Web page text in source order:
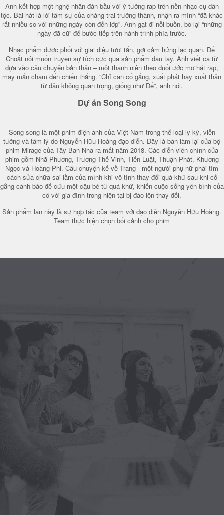
Anh kết hợp một nghệ nhân đàn bầu với ý tưởng rap trên nền nhạc cụ dân
tộc. Bài hát là lời tâm sự của chàng trai trưởng thành, nhận ra mình “đã khác
rất nhiều so với những ngày còn đến lớp”. Anh gạt đi nỗi buồn, bỏ lại “những
ngày đã cũ” để bước tiếp trên hành trình phía trước.
Nhạc phẩm được phối với giai điệu tươi tắn, gợi cảm hứng lạc quan. Dế
Choắt nói muốn truyền sự tích cực qua sản phẩm đầu tay. Anh viết ca từ
dựa vào câu chuyện bản thân – một thanh niên theo đuổi ước mơ hát rap,
may mắn chạm đến chiến thắng. “Chỉ cần cố gắng, xuất phát hay xuất thân
từ đâu không quan trọng, giống như Dế”, anh nói.
Dự án Song Song
Song song là một phim điện ảnh của Việt Nam trong thể loại ly kỳ, viễn
tưởng và tâm lý do Nguyễn Hữu Hoàng đạo diễn. Đây là bản làm lại của bộ
phim Mirage của Tây Ban Nha ra mắt năm 2018. Các diễn viên chính của
phim gồm Nhã Phương, Trương Thế Vinh, Tiến Luật, Thuận Phát, Khương
Ngọc và Hoàng Phi. Câu chuyện kể về Trang - một người phụ nữ phải tìm
cách sửa chữa sai lầm của mình khi vô tình thay đổi quá khứ sau khi cố
gắng cảnh báo để cứu một cậu bé từ quá khứ, khiến cuộc sống yên bình của
cô với gia đình trong hiện tại bị đảo lộn thay đổi.
Sản phẩm lần này là sự hợp tác của team với đạo diễn Nguyễn Hữu Hoàng.
Team thực hiện chọn bối cảnh cho phim